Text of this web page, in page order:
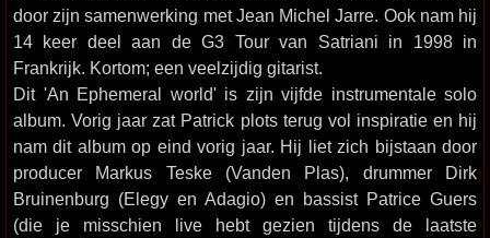
door zijn samenwerking met Jean Michel Jarre. Ook nam hij
14 keer deel aan de G3 Tour van Satriani in 1998 in
Frankrijk. Kortom; een veelzijdig gitarist.
Dit 'An Ephemeral world' is zijn vijfde instrumentale solo
album. Vorig jaar zat Patrick plots terug vol inspiratie en hij
nam dit album op eind vorig jaar. Hij liet zich bijstaan door
producer Markus Teske (Vanden Plas), drummer Dirk
Bruinenburg (Elegy en Adagio) en bassist Patrice Guers
(die je misschien live hebt gezien tijdens de laatste